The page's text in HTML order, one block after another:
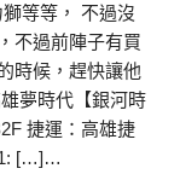
等等， 不過沒
不過前陣子有買
時候，趕快讓他
夢時代【銀河時
捷運：高雄捷
[…]…